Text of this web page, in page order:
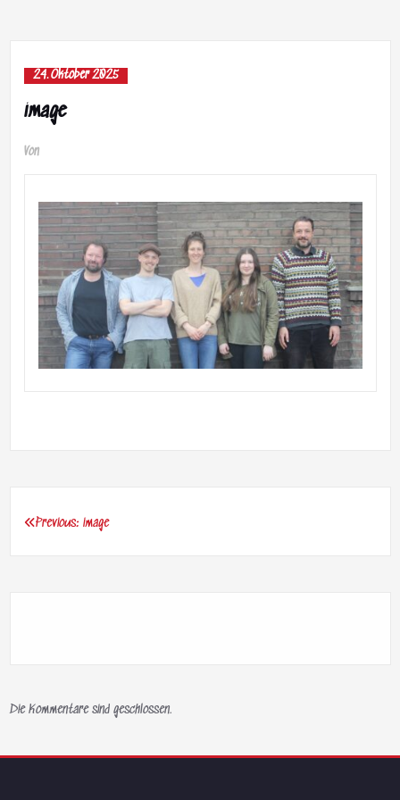
24. Oktober 2025
image
Von
Beitragsnavigation
Previous: image
Die Kommentare sind geschlossen.